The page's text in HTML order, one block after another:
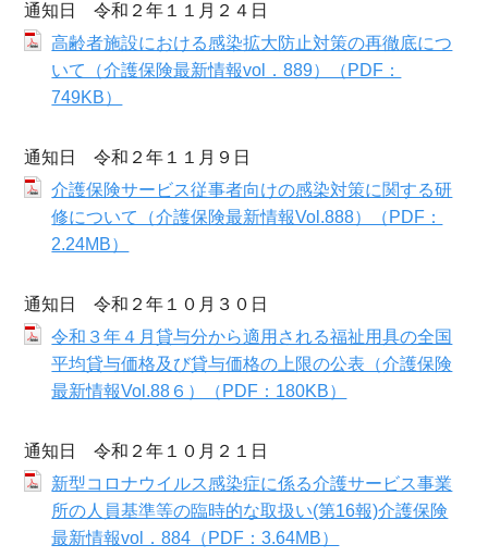
通知日 令和２年１１月２４日
高齢者施設における感染拡大防止対策の再徹底につ
いて（介護保険最新情報vol．889）（PDF：
749KB）
通知日 令和２年１１月９日
介護保険サービス従事者向けの感染対策に関する研
修について（介護保険最新情報Vol.888）（PDF：
2.24MB）
通知日 令和２年１０月３０日
令和３年４月貸与分から適用される福祉用具の全国
平均貸与価格及び貸与価格の上限の公表（介護保険
最新情報Vol.88６）（PDF：180KB）
通知日 令和２年１０月２１日
新型コロナウイルス感染症に係る介護サービス事業
所の人員基準等の臨時的な取扱い(第16報)介護保険
最新情報vol．884（PDF：3.64MB）